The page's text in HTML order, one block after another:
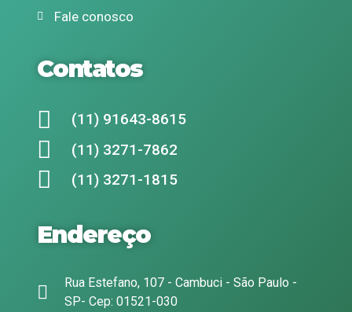
Fale conosco
Contatos
(11) 91643-8615
(11) 3271-7862
(11) 3271-1815
Endereço
Rua Estefano, 107 - Cambuci - São Paulo -
SP- Cep: 01521-030